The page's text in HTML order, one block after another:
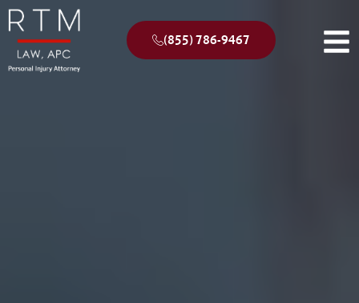
(855) 786-9467